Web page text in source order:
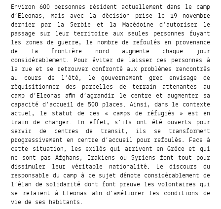
Environ 600 personnes résident actuellement dans le camp
d’Eleonas, mais avec la décision prise le 19 novembre
dernier par la Serbie et la Macédoine d’autoriser le
passage sur leur territoire aux seules personnes fuyant
les zones de guerre, le nombre de refoulés en provenance
de la frontière nord augmente chaque jour
considérablement. Pour éviter de laisser ces personnes à
la rue et se retrouver confronté aux problèmes rencontrés
au cours de l’été, le gouvernement grec envisage de
réquisitionner des parcelles de terrain attenantes au
camp d’Eleonas afin d’agrandir le centre et augmenter sa
capacité d’accueil de 500 places. Ainsi, dans le contexte
actuel, le statut de ces « camps de réfugiés » est en
train de changer. En effet, s’ils ont été ouverts pour
servir de centres de transit, ils se transforment
progressivement en centre d’accueil pour refoulés. Face à
cette situation, les exilés qui arrivent en Grèce et qui
ne sont pas Afghans, Irakiens ou Syriens font tout pour
dissimuler leur véritable nationalité. Le discours du
responsable du camp à ce sujet dénote considérablement de
l’élan de solidarité dont font preuve les volontaires qui
se relaient à Eleonas afin d’améliorer les conditions de
vie de ses habitants.